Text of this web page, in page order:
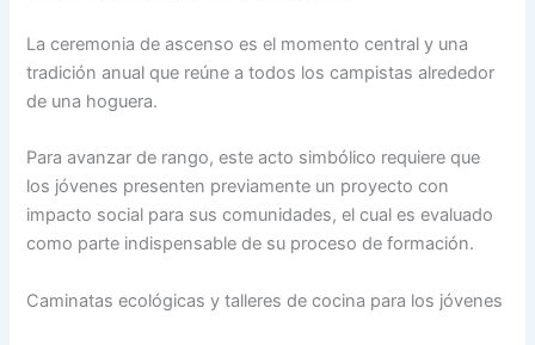
La ceremonia de ascenso es el momento central y una
tradición anual que reúne a todos los campistas alrededor
de una hoguera.
Para avanzar de rango, este acto simbólico requiere que
los jóvenes presenten previamente un proyecto con
impacto social para sus comunidades, el cual es evaluado
como parte indispensable de su proceso de formación.
Caminatas ecológicas y talleres de cocina para los jóvenes